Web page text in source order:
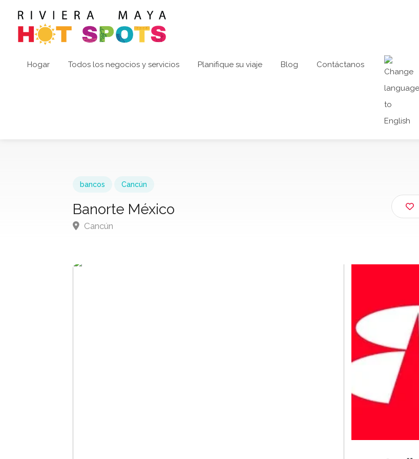
Hogar Todos los negocios y servicios Planifique su viaje Blog Contáctanos
bancos Cancún
Banorte México
Cancún